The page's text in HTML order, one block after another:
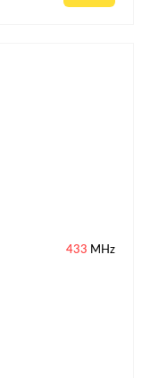
433 MHz